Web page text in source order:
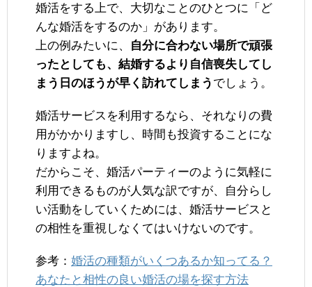
婚活をする上で、大切なことのひとつに「ど
んな婚活をするのか」があります。
上の例みたいに、
自分に合わない場所で頑張
ったとしても、結婚するより自信喪失してし
まう日のほうが早く訪れてしまう でしょう。
婚活サービスを利用するなら、それなりの費
用がかかりますし、時間も投資することにな
りますよね。
だからこそ、婚活パーティーのように気軽に
利用できるものが人気な訳ですが、自分らし
い活動をしていくためには、婚活サービスと
の相性を重視しなくてはいけないのです。
参考： 婚活の種類がいくつあるか知ってる？
あなたと相性の良い婚活の場を探す方法